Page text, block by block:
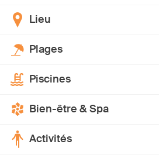
Lieu
Plages
Piscines
Bien-être & Spa
Activités